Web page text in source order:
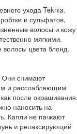
ухода Teknia.
и сульфатов,
волосы и кожу
мягкими.
цвета блонд.
Они снимают
и расслабляющим
после
наносить на
Капли не пачкают
и релаксирующий